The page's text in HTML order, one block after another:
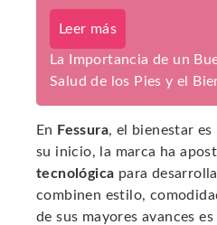
Leer más
La Importancia de un
Salud de los Pies y el
En Fessura, el bienestar
su inicio, la marca ha
tecnológica para
combinen estilo,
de sus mayores avances es